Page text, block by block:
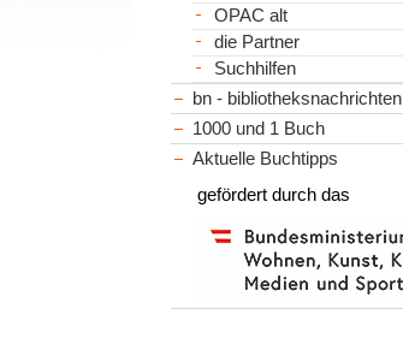
OPAC alt
die Partner
Suchhilfen
bn - bibliotheksnachrichten
1000 und 1 Buch
Aktuelle Buchtipps
gefördert durch das